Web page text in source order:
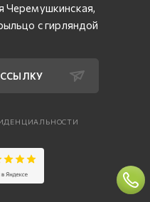
Черемушкинская,
с гирляндой